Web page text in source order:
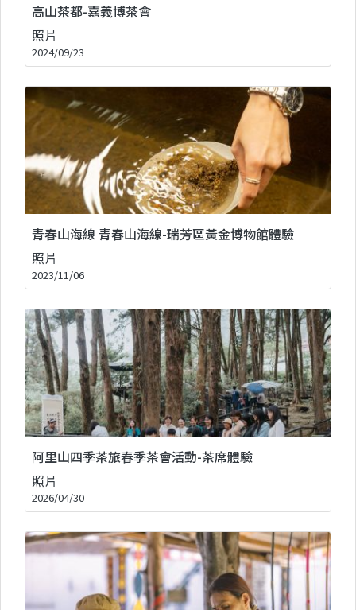
高山茶都-嘉義博茶會
照片
2024/09/23
青春山海線 青春山海線-瑞芳區黃金博物館體驗
照片
2023/11/06
阿里山四季茶旅春季茶會活動-茶席體驗
照片
2026/04/30